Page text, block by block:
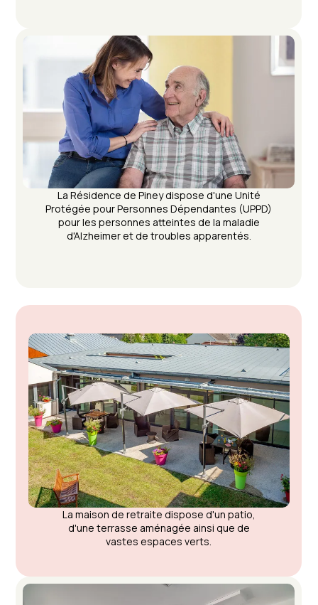
La Résidence de Piney dispose d'une Unité
Protégée pour Personnes Dépendantes (UPPD)
pour les personnes atteintes de la maladie
d'Alzheimer et de troubles apparentés.
La maison de retraite dispose d'un patio,
d'une terrasse aménagée ainsi que de
vastes espaces verts.